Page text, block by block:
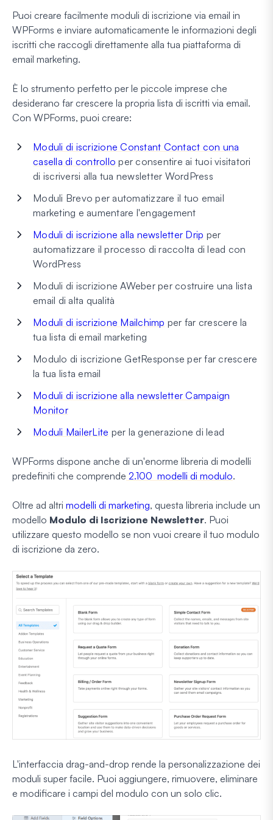
Puoi creare facilmente moduli di iscrizione via email in
WPForms e inviare automaticamente le informazioni degli
iscritti che raccogli direttamente alla tua piattaforma di
email marketing.
È lo strumento perfetto per le piccole imprese che
desiderano far crescere la propria lista di iscritti via email.
Con WPForms, puoi creare:
Moduli di iscrizione Constant Contact con una
casella di controllo per consentire ai tuoi visitatori
di iscriversi alla tua newsletter WordPress
Moduli Brevo per automatizzare il tuo email
marketing e aumentare l'engagement
Moduli di iscrizione alla newsletter Drip per
automatizzare il processo di raccolta di lead con
WordPress
Moduli di iscrizione AWeber per costruire una lista
email di alta qualità
Moduli di iscrizione Mailchimp per far crescere la
tua lista di email marketing
Modulo di iscrizione GetResponse per far crescere
la tua lista email
Moduli di iscrizione alla newsletter Campaign
Monitor
Moduli MailerLite per la generazione di lead
WPForms dispone anche di un'enorme libreria di modelli
predefiniti che comprende 2.100 modelli di modulo.
Oltre ad altri modelli di marketing, questa libreria include un
modello Modulo di Iscrizione Newsletter. Puoi
utilizzare questo modello se non vuoi creare il tuo modulo
di iscrizione da zero.
L'interfaccia drag-and-drop rende la personalizzazione dei
moduli super facile. Puoi aggiungere, rimuovere, eliminare
e modificare i campi del modulo con un solo clic.